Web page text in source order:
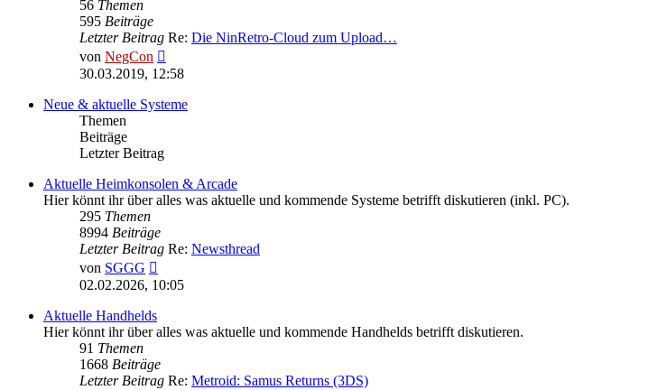
56 Themen
595 Beiträge
Letzter Beitrag Re: Die NinRetro-Cloud zum Upload…
von NegCon
Beitrag
30.03.2019, 12:58
Neue & aktuelle Systeme
Themen
Beiträge
Letzter Beitrag
Aktuelle Heimkonsolen & Arcade
Hier könnt ihr über alles was aktuelle und kommende Systeme betrifft diskutieren (inkl. PC).
295 Themen
8994 Beiträge
Letzter Beitrag Re: Newsthread
von SGGG
Beitrag
02.02.2026, 10:05
Aktuelle Handhelds
Hier könnt ihr über alles was aktuelle und kommende Handhelds betrifft diskutieren.
91 Themen
1668 Beiträge
Letzter Beitrag Re: Metroid: Samus Returns (3DS)